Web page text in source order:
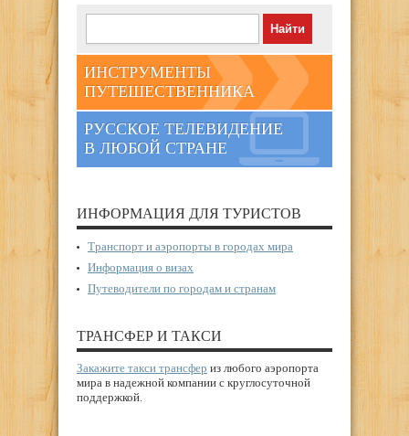
ИНСТРУМЕНТЫ
ПУТЕШЕСТВЕННИКА
РУССКОЕ ТЕЛЕВИДЕНИЕ
В ЛЮБОЙ СТРАНЕ
ИНФОРМАЦИЯ ДЛЯ ТУРИСТОВ
Транспорт и аэропорты в городах мира
Информация о визах
Путеводители по городам и странам
ТРАНСФЕР И ТАКСИ
Закажите такси трансфер из любого аэропорта
мира в надежной компании с круглосуточной
поддержкой.